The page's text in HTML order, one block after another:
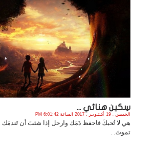
سِكين هنائي ...
الخميس , 19 أكـتـوبـر , 2017 الساعة 6:01:42 PM
هي لا تُحبكَ فاحفظ دَمَك وارحل إذا شئتَ أن تَندمَك
تموتَ. .